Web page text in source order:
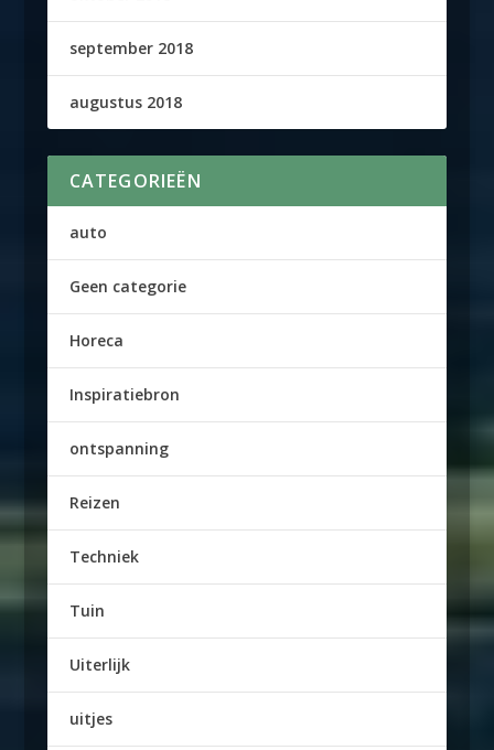
september 2018
augustus 2018
CATEGORIEËN
auto
Geen categorie
Horeca
Inspiratiebron
ontspanning
Reizen
Techniek
Tuin
Uiterlijk
uitjes